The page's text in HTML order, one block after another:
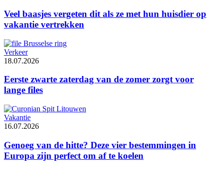
Veel baasjes vergeten dit als ze met hun huisdier op
vakantie vertrekken
Verkeer
18.07.2026
Eerste zwarte zaterdag van de zomer zorgt voor
lange files
Vakantie
16.07.2026
Genoeg van de hitte? Deze vier bestemmingen in
Europa zijn perfect om af te koelen